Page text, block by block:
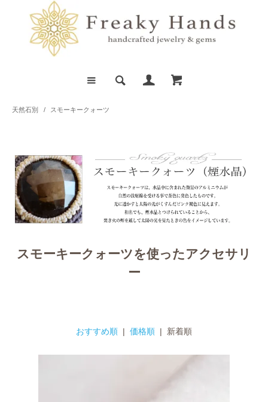
天然石別 / スモーキークォーツ
スモーキークォーツを使ったアクセサリ
ー
おすすめ順 | 価格順 | 新着順